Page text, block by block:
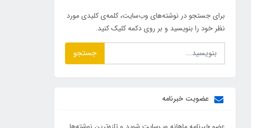
برای جستجو در نوشته‌های وب‌سایت، کلمه‌ی کلیدی مورد
نظر خود را بنویسید و بر روی دکمه کلیک کنید.
جستجو
عضویت خبرنامه